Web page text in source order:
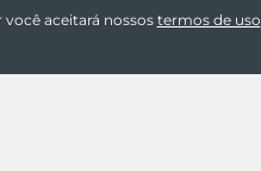
você aceitará nossostermos de uso